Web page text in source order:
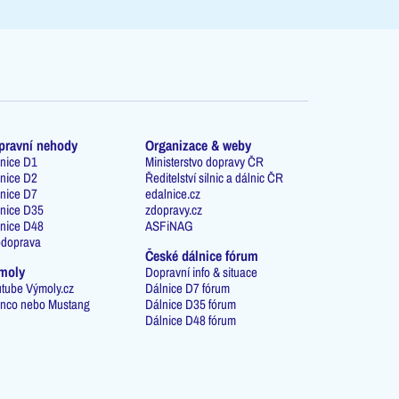
nehody
D1
D2
D7
D35
D48
Výmoly.cz
nebo Mustang
Organizace & weby
Ministerstvo dopravy ČR
Ředitelství silnic a dálnic ČR
edalnice.cz
zdopravy.cz
ASFiNAG
České dálnice fórum
Dopravní info & situace
Dálnice D7 fórum
Dálnice D35 fórum
Dálnice D48 fórum